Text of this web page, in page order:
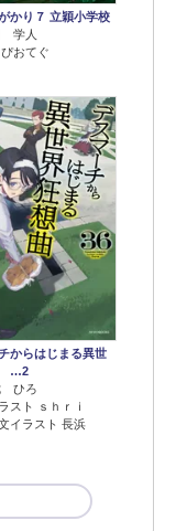
かり７ 立穎小学校
学人
おてぐ
からはじまる異世
…2
ひろ
スト ｓｈｒｉ
イラスト 長浜